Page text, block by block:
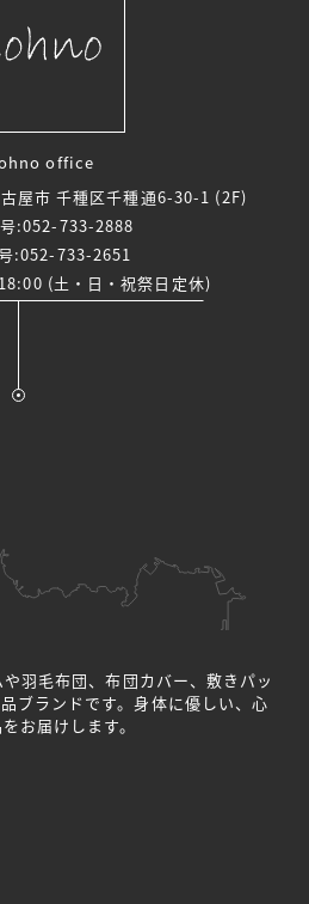
office
屋市 千種区千種通6-30-1 (2F)
:052-733-2888
:052-733-2651
(土・日・祝祭日定休)
羽毛布団、布団カバー、敷きパッ
ブランドです。身体に優しい、心
お届けします。